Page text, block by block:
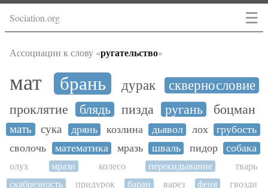
☰
Sociation.org
Ассоциации к слову «ругательство»
мат брань дурак сквернословие
проклятие блядь пизда ругань боцман
мать сука дрянь козлина дьявол лох
грубость
сволочь
математика мразь шваль пидор собака
олух мрази колесо перекидывание
тварь
скабрезность
придурок баран варез феня
гвозди